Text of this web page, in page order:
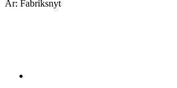
År: Fabriksnyt